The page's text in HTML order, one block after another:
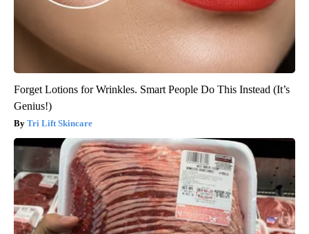
Forget Lotions for Wrinkles. Smart People Do This Instead (It’s
Genius!)
Tri Lift Skincare